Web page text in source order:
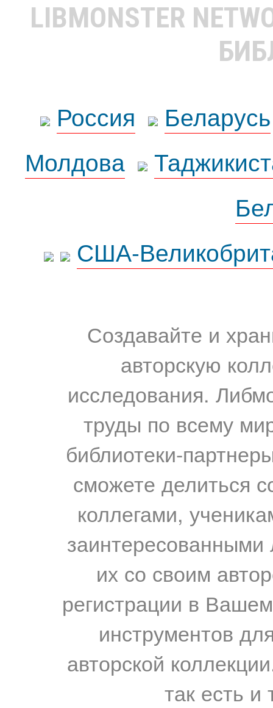
LIBMONSTER
Россия
Беларусь
Молдова
США-
Создавайте и
авторскую
исследования.
труды по всему
библиотеки-
сможете делиться
коллегами,
их со своим
регистрации в
инструментов
авторской
так есть и